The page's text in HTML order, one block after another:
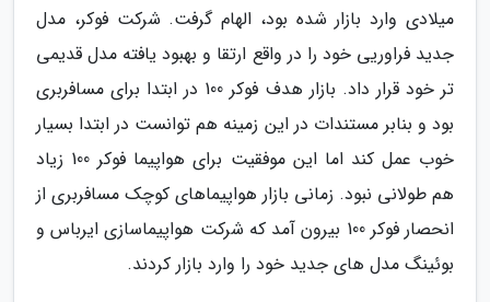
میلادی وارد بازار شده بود، الهام گرفت. شرکت فوکر، مدل
جدید فراوریی خود را در واقع ارتقا و بهبود یافته مدل قدیمی
تر خود قرار داد. بازار هدف فوکر 100 در ابتدا برای مسافربری
بود و بنابر مستندات در این زمینه هم توانست در ابتدا بسیار
خوب عمل کند اما این موفقیت برای هواپیما فوکر 100 زیاد
هم طولانی نبود. زمانی بازار هواپیماهای کوچک مسافربری از
انحصار فوکر 100 بیرون آمد که شرکت هواپیماسازی ایرباس و
بوئینگ مدل های جدید خود را وارد بازار کردند.